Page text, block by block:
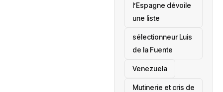
l’Espagne dévoile
une liste
sélectionneur Luis
de la Fuente
‎Venezuela
Mutinerie et cris de